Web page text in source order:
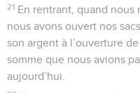
21 En rentrant, quand nous
nous avons ouvert nos
son argent à l’ouverture
somme que nous avions
aujourd’hui.